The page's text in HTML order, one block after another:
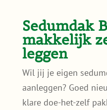
Sedumdak
makkelijk
leggen
Wil jij je eigen
aanleggen? Goed
klare doe-het-zelf